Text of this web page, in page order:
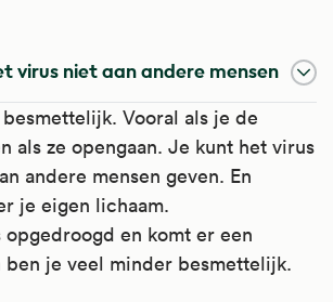
een bijnierschorshormoon, ook
genoemd.
remmen ontstekingen
Ze zijn ook
mineralen en zouten vrij te
te slaan.
virus niet aan andere mensen
Vooral als je de
als ze opengaan. Je kunt het virus
andere mensen geven. En
je eigen lichaam.
en komt er een
ben je veel minder besmettelijk.